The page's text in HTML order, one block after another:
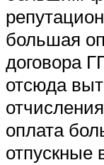
большая
договора
отсюда
оплата
отпускные